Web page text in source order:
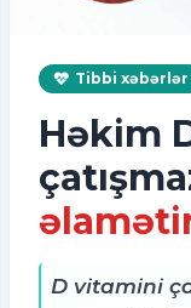
Tibbi xəbərlər
Həkim
D vitamini